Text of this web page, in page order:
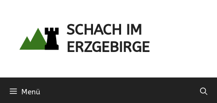
SCHACH IM
ERZGEBIRGE
Menü